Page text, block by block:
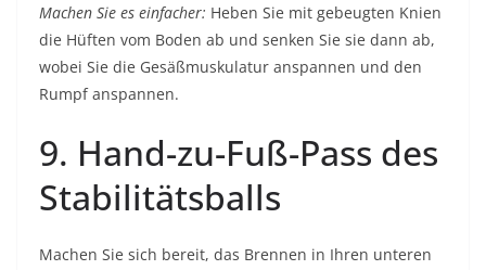
Machen Sie es einfacher: Heben Sie mit gebeugten Knien
die Hüften vom Boden ab und senken Sie sie dann ab,
wobei Sie die Gesäßmuskulatur anspannen und den
Rumpf anspannen.
9. Hand-zu-Fuß-Pass des
Stabilitätsballs
Machen Sie sich bereit, das Brennen in Ihren unteren